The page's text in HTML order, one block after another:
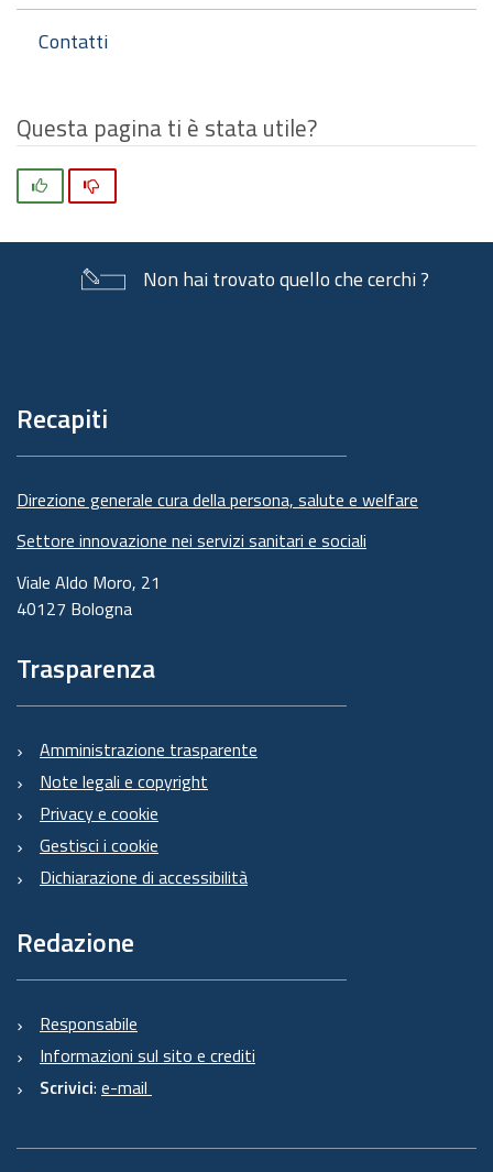
Contatti
Questa pagina ti è stata utile?
Non hai trovato quello che cerchi ?
pagina
Recapiti
Direzione generale cura della persona, salute e welfare
Settore innovazione nei servizi sanitari e sociali
Viale Aldo Moro, 21
40127 Bologna
Trasparenza
Amministrazione trasparente
Note legali e copyright
Privacy e cookie
Gestisci i cookie
Dichiarazione di accessibilità
Redazione
Responsabile
Informazioni sul sito e crediti
Scrivici: e-mail